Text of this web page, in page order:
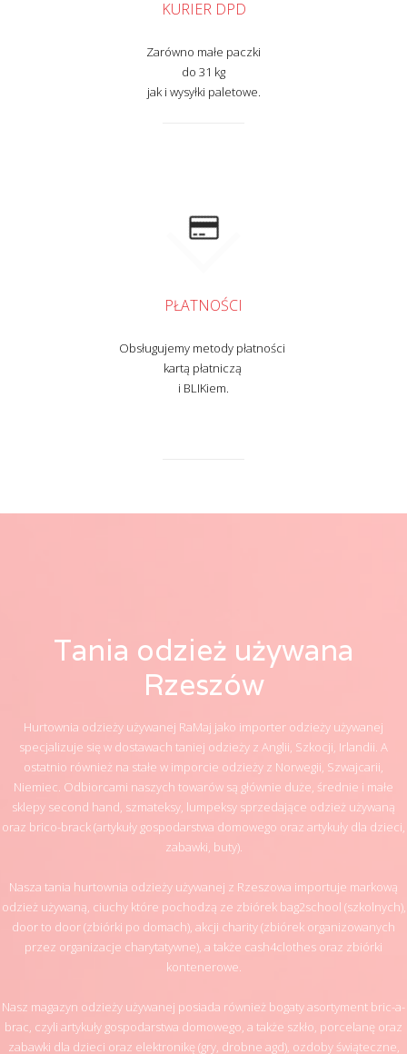
KURIER DPD
Zarówno małe paczki
do 31 kg
jak i wysyłki paletowe.
PŁATNOŚCI
Obsługujemy metody płatności
kartą płatniczą
i BLIKiem.
Tania odzież używana
Rzeszów
Hurtownia odzieży używanej RaMaj jako importer odzieży używanej
specjalizuje się w dostawach taniej odzieży z Anglii, Szkocji, Irlandii. A
ostatnio również na stałe w imporcie odzieży z Norwegii, Szwajcarii,
Niemiec. Odbiorcami naszych towarów są głównie duże, średnie i małe
sklepy second hand, szmateksy, lumpeksy sprzedające odzież używaną
oraz brico-brack (artykuły gospodarstwa domowego oraz artykuły dla dzieci,
zabawki, buty).
Nasza tania hurtownia odzieży używanej z Rzeszowa importuje markową
odzież używaną, ciuchy które pochodzą ze zbiórek bag2school (szkolnych),
door to door (zbiórki po domach), akcji charity (zbiórek organizowanych
przez organizacje charytatywne), a także cash4clothes oraz zbiórki
kontenerowe.
Nasz magazyn odzieży używanej posiada również bogaty asortyment bric-a-
brac, czyli artykuły gospodarstwa domowego, a także szkło, porcelanę oraz
zabawki dla dzieci oraz elektronikę (gry, drobne agd), ozdoby świąteczne,